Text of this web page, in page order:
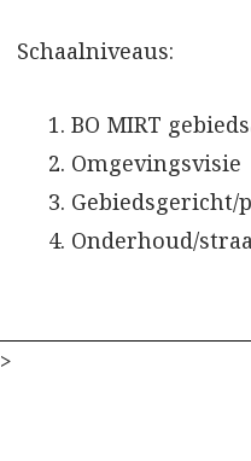
Schaalniveaus:
BO MIRT
Omgevingsvisie
Gebiedsgericht/
Onderhoud/
>